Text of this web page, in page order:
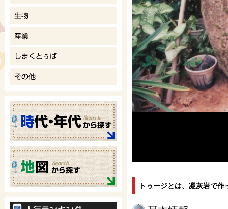
トゥージとは、凝灰岩で